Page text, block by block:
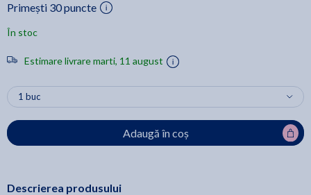
Primești 30 puncte
În stoc
Estimare livrare marti, 11 august
Adaugă în coș
Descrierea produsului